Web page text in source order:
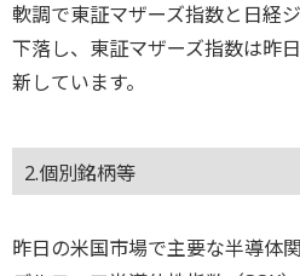
軟調で東証マザーズ指数と日経
下落し、東証マザーズ指数は昨
新しています。
2.個別銘柄等
昨日の米国市場で主要な半導体